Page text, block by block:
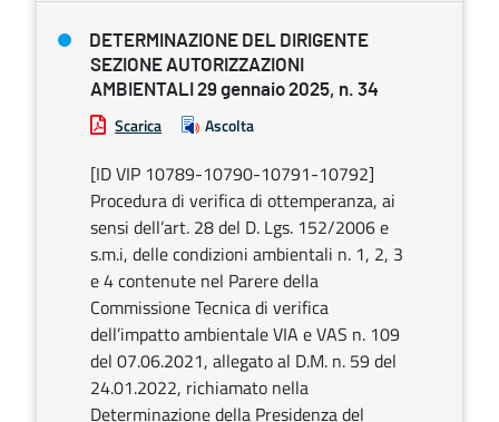
DETERMINAZIONE DEL DIRIGENTE
SEZIONE AUTORIZZAZIONI
AMBIENTALI 29 gennaio 2025, n. 34
Scarica Ascolta
[ID VIP 10789-10790-10791-10792]
Procedura di verifica di ottemperanza, ai
sensi dell’art. 28 del D. Lgs. 152/2006 e
s.m.i, delle condizioni ambientali n. 1, 2, 3
e 4 contenute nel Parere della
Commissione Tecnica di verifica
dell’impatto ambientale VIA e VAS n. 109
del 07.06.2021, allegato al D.M. n. 59 del
24.01.2022, richiamato nella
Determinazione della Presidenza del